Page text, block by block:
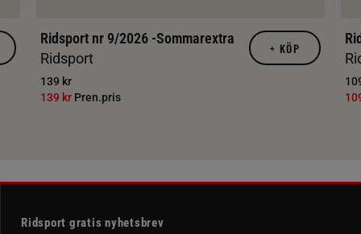
Ridsport nr 9/2026 -Sommarextra
Ridsport
139 kr
139 kr Pren.pris
+ KÖP
Ridsport gratis nyhetsbrev